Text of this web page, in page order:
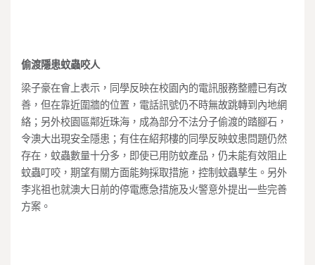
偷渡隱患蚊蟲咬人
梁子豪在會上表示，同學反映在校園內的電訊服務整體已有改
善，但在靠近圍牆的位置，電話訊號仍不時無故跳轉到內地網
絡；另外校園區鄰近珠海，成為部分不法分子偷渡的踏腳石，
令澳大出現安全隱患；有住在紹邦樓的同學反映蚊患問題仍然
存在，蚊蟲數量十分多，即使已用防蚊產品，仍未能有效阻止
蚊蟲叮咬，期望有關方面能夠採取措施，控制蚊蟲孳生。另外
李兆祖也就澳大日前的停電應急措施及火警意外提出一些完善
方案。